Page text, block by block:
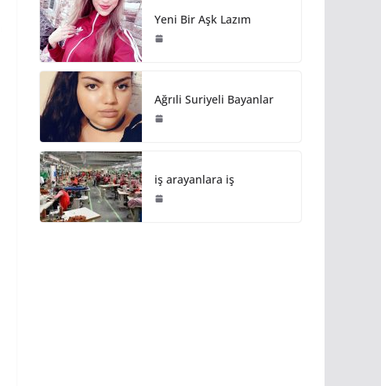
Yeni Bir Aşk Lazım
Ağrıli Suriyeli Bayanlar
iş arayanlara iş